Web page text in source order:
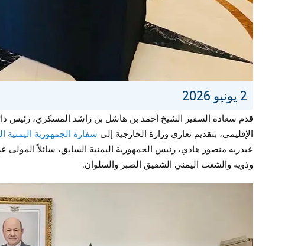
2 يونيو 2026
قدم سعادة السفير الشيخ أحمد بن هاشل بن راشد المسكري، رئيس
الإقليمي، بتقديم تعازي وزارة الخارجية إلى سفارة الجمهورية
عبدربه منصور هادي، رئيس الجمهورية اليمنية السابق، سائلاً
وذويه والشعب اليمني الشقيق الصبر والسلوان.